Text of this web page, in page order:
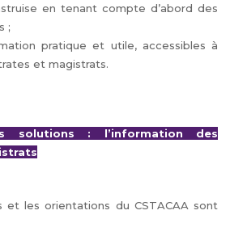
en tenant compte d’abord des
;
pratique et utile, accessibles à
et magistrats.
solutions : l’information des
et les orientations du CSTACAA sont